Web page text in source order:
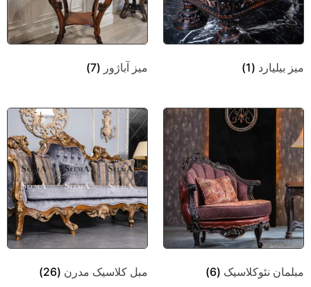
میز بیلیارد (1) میز آباژور (7)
مبلمان نئوکلاسیک (6) مبل کلاسیک مدرن (26)